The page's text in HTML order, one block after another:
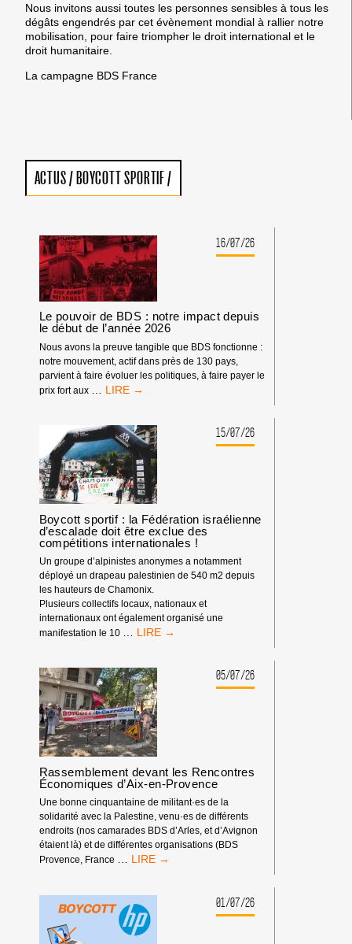
Nous invitons aussi toutes les personnes sensibles à tous les
dégâts engendrés par cet évènement mondial à rallier notre
mobilisation, pour faire triompher le droit international et le
droit humanitaire.
La campagne BDS France
ACTUS/ BOYCOTT SPORTIF/
16/07/26
Le pouvoir de BDS : notre impact depuis
le début de l’année 2026
Nous avons la preuve tangible que BDS fonctionne :
notre mouvement, actif dans près de 130 pays,
parvient à faire évoluer les politiques, à faire payer le
prix fort aux
LE
BDS
:
NOTRE
IMPACT
DEPUIS
LE
DÉBUT
DE
L’ANNÉE
2026
15/07/26
Boycott sportif : la Fédération israélienne
d’escalade doit être exclue des
compétitions internationales !
Un groupe d’alpinistes anonymes a notamment
déployé un drapeau palestinien de 540 m2 depuis
les hauteurs de Chamonix.
Plusieurs collectifs locaux, nationaux et
internationaux ont également organisé une
manifestation le 10
BOYCOTT
LA
FÉDÉRATION
ISRAÉLIENNE
D’ESCALADE
DOIT
ÊTRE
EXCLUE
DES
COMPÉTITIONS
INTERNATIONALES
!
05/07/26
Rassemblement devant les Rencontres
Économiques d’Aix-en-Provence
Une bonne cinquantaine de militant·es de la
solidarité avec la Palestine, venu·es de différents
endroits (nos camarades BDS d’Arles, et d’Avignon
étaient là) et de différentes organisations (BDS
Provence, France … RASSEMBLEMENT
RENCONTRES
ÉCONOMIQUES
D’AIX-
01/07/26